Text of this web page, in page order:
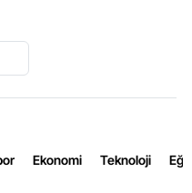
Ekonomi Teknoloji